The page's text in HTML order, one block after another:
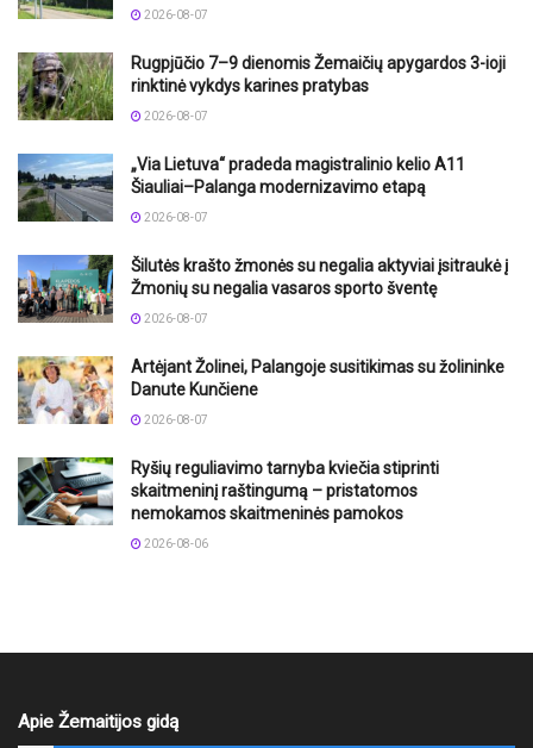
2026-08-07
Rugpjūčio 7–9 dienomis Žemaičių apygardos 3-ioji
rinktinė vykdys karines pratybas
2026-08-07
„Via Lietuva“ pradeda magistralinio kelio A11
Šiauliai–Palanga modernizavimo etapą
2026-08-07
Šilutės krašto žmonės su negalia aktyviai įsitraukė į
Žmonių su negalia vasaros sporto šventę
2026-08-07
Artėjant Žolinei, Palangoje susitikimas su žolininke
Danute Kunčiene
2026-08-07
Ryšių reguliavimo tarnyba kviečia stiprinti
skaitmeninį raštingumą – pristatomos
nemokamos skaitmeninės pamokos
2026-08-06
Apie Žemaitijos gidą